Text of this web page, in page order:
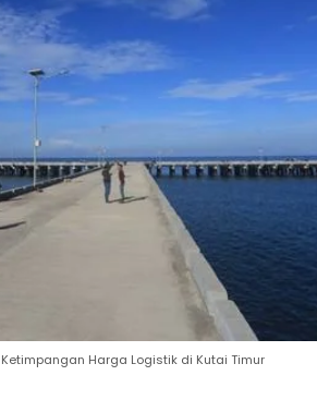
Harga Logistik di Kutai Timur